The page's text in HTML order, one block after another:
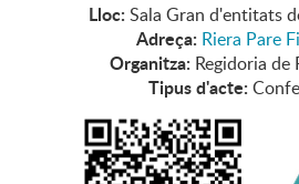
Lloc: Sala Gran d'entitats
Adreça: Riera Pare
Organitza: Regidoria
Tipus d'acte: